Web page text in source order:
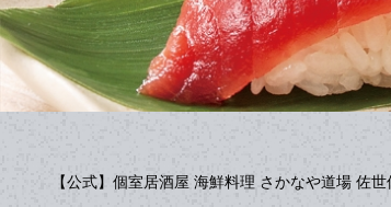
【公式】個室居酒屋 海鮮料理 さかなや道場 佐